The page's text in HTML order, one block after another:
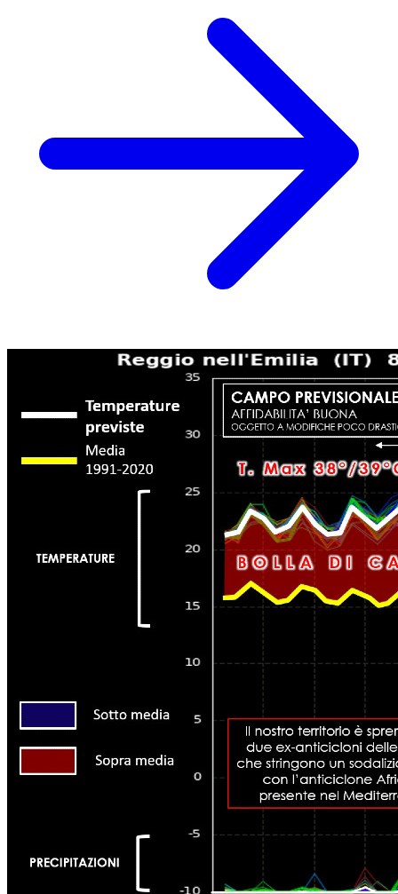
tutto paragonabile alle giornate estreme che ci stiamo lasciando alle